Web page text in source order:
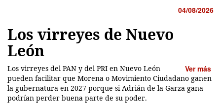
04/08/2026
Los virreyes de Nuevo
León
Ver más
Los virreyes del PAN y del PRI en Nuevo León
pueden facilitar que Morena o Movimiento Ciudadano ganen
la gubernatura en 2027 porque si Adrián de la Garza gana
podrían perder buena parte de su poder.